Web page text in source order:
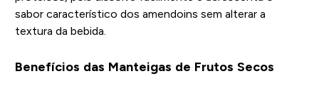
sabor característico dos amendoins sem alterar a
textura da bebida.
Benefícios das Manteigas de Frutos Secos